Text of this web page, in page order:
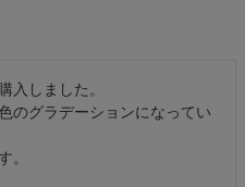
入しました。
のグラデーションになってい
。